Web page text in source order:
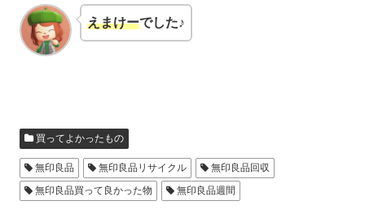
えまけーでした♪
買ってよかったもの
無印良品 無印良品リサイクル
無印良品回収
無印良品買って良かった物
無印良品週間